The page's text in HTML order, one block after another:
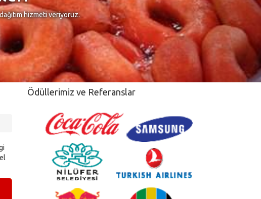
hizmeti veriyoruz.
Ödüllerimiz ve Referanslar